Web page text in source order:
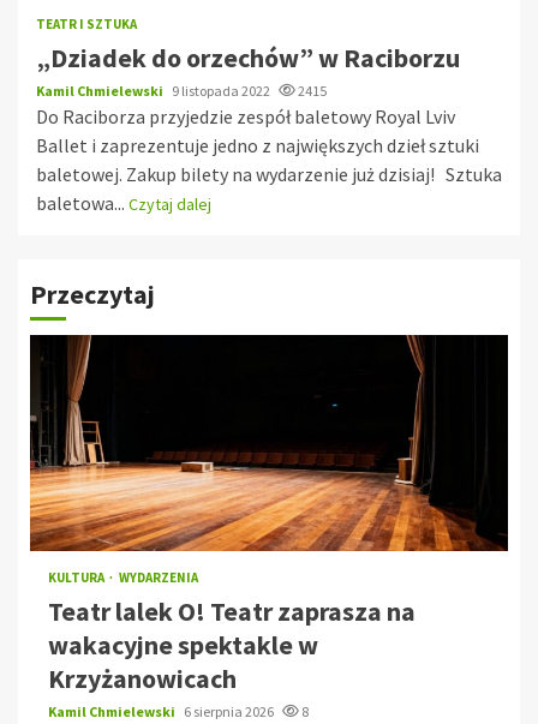
TEATR I SZTUKA
„Dziadek do orzechów” w Raciborzu
Kamil Chmielewski 9 listopada 2022 2415
Do Raciborza przyjedzie zespół baletowy Royal Lviv
Ballet i zaprezentuje jedno z największych dzieł sztuki
baletowej. Zakup bilety na wydarzenie już dzisiaj! Sztuka
baletowa... Czytaj dalej
Przeczytaj
KULTURA WYDARZENIA
Teatr lalek O! Teatr zaprasza na
wakacyjne spektakle w
Krzyżanowicach
Kamil Chmielewski 6 sierpnia 2026 8